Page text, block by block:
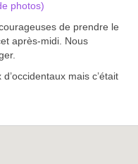
photos)
de prendre le
après-midi. Nous
mais c’était